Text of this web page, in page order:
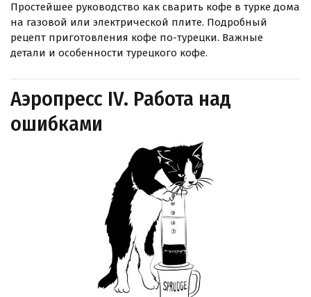
Простейшее руководство как сварить кофе в турке дома
на газовой или электрической плите. Подробный
рецепт приготовления кофе по-турецки. Важные
детали и особенности турецкого кофе.
Аэропресс IV. Работа над
ошибками